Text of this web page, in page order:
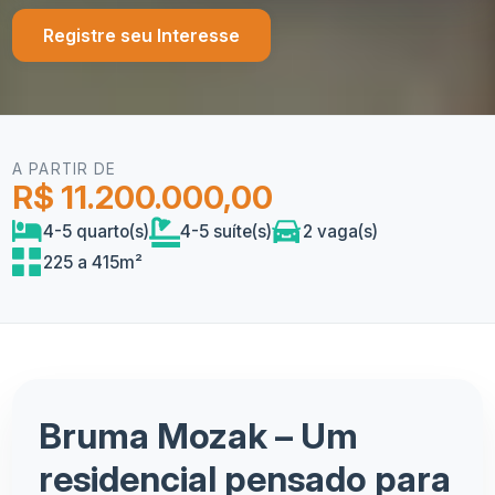
Registre seu Interesse
A PARTIR DE
R$ 11.200.000,00
4-5 quarto(s) 4-5 suíte(s)
2 vaga(s)
225 a 415m²
Bruma Mozak – Um
residencial pensado para